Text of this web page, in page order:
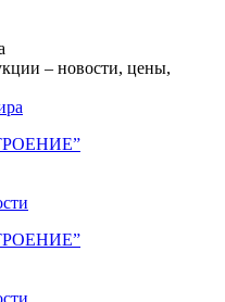
– новости, цены,